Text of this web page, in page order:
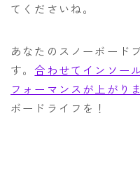
てくださいね。
あなたのスノーボード
す。合わせてインソー
フォーマンスが上がり
ボードライフを！